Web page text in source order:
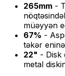
265mm -
müəyyən
67% -
təkər
22" - Disk
metal